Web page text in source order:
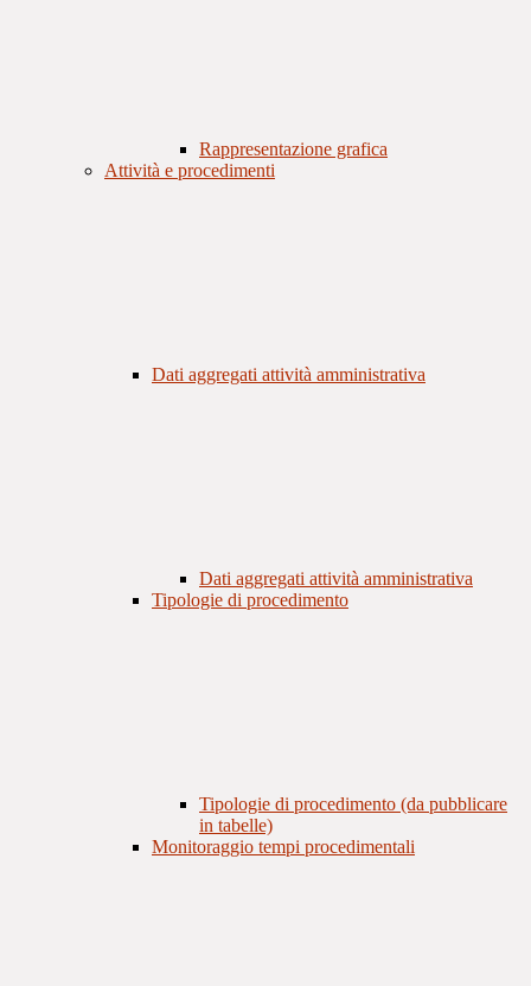
Rappresentazione grafica
Attività e procedimenti
Dati aggregati attività amministrativa
Dati aggregati attività amministrativa
Tipologie di procedimento
Tipologie di procedimento (da pubblicare
in tabelle)
Monitoraggio tempi procedimentali